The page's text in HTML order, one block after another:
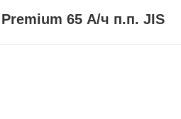
65 А/ч п.п. JIS